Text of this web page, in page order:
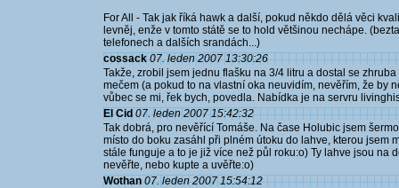
For All - Tak jak říká hawk a další, pokud někdo dělá věci
levněj, enže v tomto státě se to hold většinou nechápe.
telefonech a dalších srandách...)
cossack 07. leden 2007 13:30:26
Takže, zrobil jsem jednu flašku na 3/4 litru a dostal se
mečem (a pokud to na vlastní oka neuvidím, nevěřím, že by
vůbec se mi, řek bych, povedla. Nabídka je na servru
El Cid 07. leden 2007 15:42:32
Tak dobrá, pro nevěřící Tomáše. Na čase Holubic jsem
místo do boku zasáhl při plném útoku do lahve, kterou jsem
stále funguje a to je již více než půl roku:o) Ty lahve jsou na
nevěřte, nebo kupte a uvěřte:o)
Wothan 07. leden 2007 15:54:12